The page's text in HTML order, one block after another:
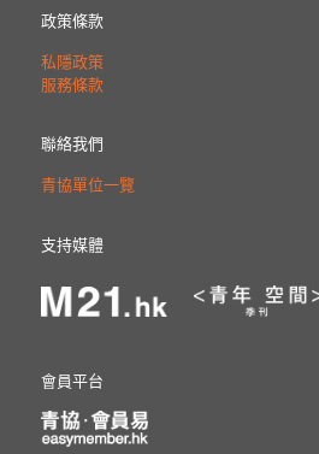
政策條款
私隱政策
服務條款
聯絡我們
青協單位一覽
支持媒體
會員平台